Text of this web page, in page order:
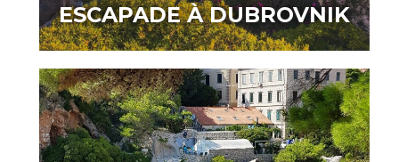
ESCAPADE À DUBROVNIK